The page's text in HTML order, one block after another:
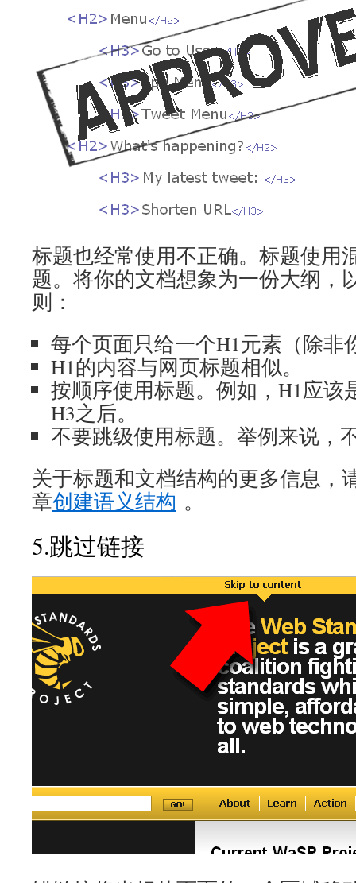
标题也经常使用不正确。标题使用
题。将你的文档想象为一份大纲，
则：
每个页面只给一个H1元素（除非
H1的内容与网页标题相似。
按顺序使用标题。例如，H1应该
H3之后。
不要跳级使用标题。举例来说，
关于标题和文档结构的更多信息，
章创建语义结构 。
5.跳过链接